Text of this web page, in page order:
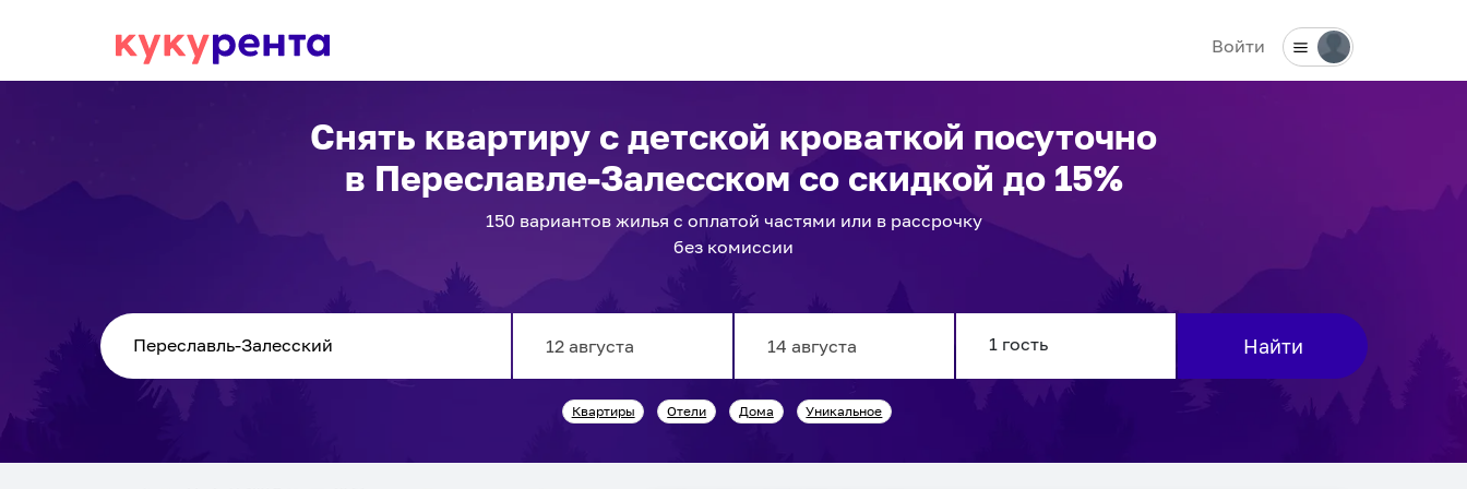
Войти
Снять квартиру с детской кроваткой посуточно
в Переславле-Залесском со скидкой до 15%
150 вариантовжилья с оплатой частями или в рассрочку
без комиссии
forward
interact
backward
interact
Найти
Квартиры Отели Дома Уникальное